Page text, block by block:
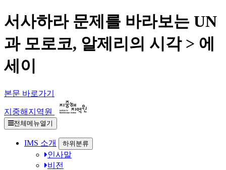
서사하라 문제를 바라보는 UN
과 모로코, 알제리의 시각 > 에
세이
본문 바로가기
지중해지역원
전체메뉴열기
IMS 소개 하위분류
인사말
비전